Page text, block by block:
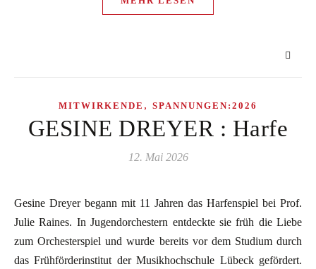
MITWIRKENDE , SPANNUNGEN:2026
GESINE DREYER : Harfe
12. Mai 2026
Gesine Dreyer begann mit 11 Jahren das Harfenspiel bei Prof.
Julie Raines. In Jugendorchestern entdeckte sie früh die Liebe
zum Orchesterspiel und wurde bereits vor dem Studium durch
das Frühförderinstitut der Musikhochschule Lübeck gefördert.